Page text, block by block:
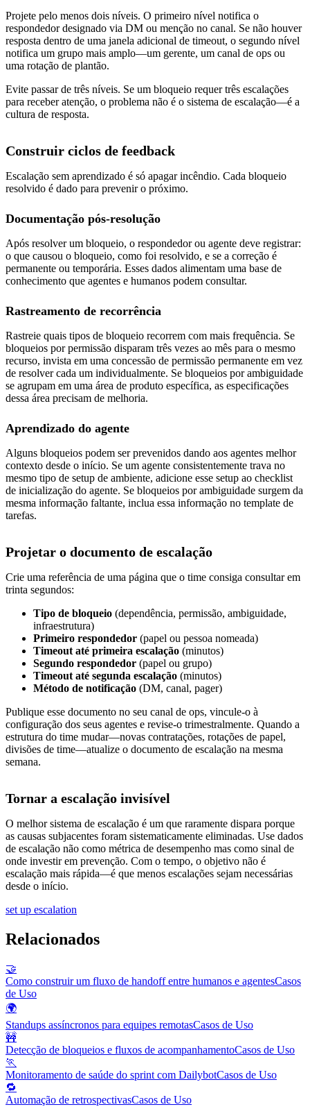
Projete pelo menos dois níveis. O primeiro nível notifica o
respondedor designado via DM ou menção no canal. Se não houver
resposta dentro de uma janela adicional de timeout, o segundo nível
notifica um grupo mais amplo—um gerente, um canal de ops ou
uma rotação de plantão.
Evite passar de três níveis. Se um bloqueio requer três escalações
para receber atenção, o problema não é o sistema de escalação—é a
cultura de resposta.
Construir ciclos de feedback
Escalação sem aprendizado é só apagar incêndio. Cada bloqueio
resolvido é dado para prevenir o próximo.
Documentação pós-resolução
Após resolver um bloqueio, o respondedor ou agente deve registrar:
o que causou o bloqueio, como foi resolvido, e se a correção é
permanente ou temporária. Esses dados alimentam uma base de
conhecimento que agentes e humanos podem consultar.
Rastreamento de recorrência
Rastreie quais tipos de bloqueio recorrem com mais frequência. Se
bloqueios por permissão disparam três vezes ao mês para o mesmo
recurso, invista em uma concessão de permissão permanente em vez
de resolver cada um individualmente. Se bloqueios por ambiguidade
se agrupam em uma área de produto específica, as especificações
dessa área precisam de melhoria.
Aprendizado do agente
Alguns bloqueios podem ser prevenidos dando aos agentes melhor
contexto desde o início. Se um agente consistentemente trava no
mesmo tipo de setup de ambiente, adicione esse setup ao checklist
de inicialização do agente. Se bloqueios por ambiguidade surgem da
mesma informação faltante, inclua essa informação no template de
tarefas.
Projetar o documento de escalação
Crie uma referência de uma página que o time consiga consultar em
trinta segundos:
Tipo de bloqueio (dependência, permissão, ambiguidade,
infraestrutura)
Primeiro respondedor (papel ou pessoa nomeada)
Timeout até primeira escalação (minutos)
Segundo respondedor (papel ou grupo)
Timeout até segunda escalação (minutos)
Método de notificação (DM, canal, pager)
Publique esse documento no seu canal de ops, vincule-o à
configuração dos seus agentes e revise-o trimestralmente. Quando a
estrutura do time mudar—novas contratações, rotações de papel,
divisões de time—atualize o documento de escalação na mesma
semana.
Tornar a escalação invisível
O melhor sistema de escalação é um que raramente dispara porque
as causas subjacentes foram sistematicamente eliminadas. Use dados
de escalação não como métrica de desempenho mas como sinal de
onde investir em prevenção. Com o tempo, o objetivo não é
escalação mais rápida—é que menos escalações sejam necessárias
desde o início.
set up escalation
Relacionados
🤝
Como construir um fluxo de handoff entre humanos e agentesCasos
de Uso
🌍
Standups assíncronos para equipes remotasCasos de Uso
🚧
Detecção de bloqueios e fluxos de acompanhamentoCasos de Uso
🏃
Monitoramento de saúde do sprint com DailybotCasos de Uso
🔁
Automação de retrospectivasCasos de Uso